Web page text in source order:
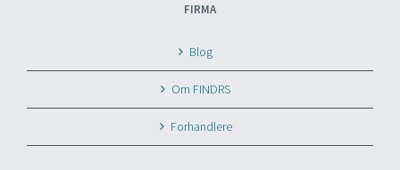
FIRMA
Blog
Om FINDRS
Forhandlere